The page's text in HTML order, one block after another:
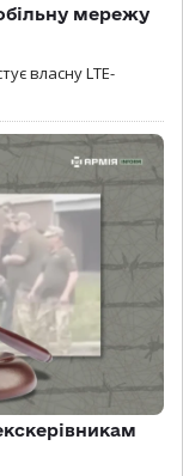
мережу
власну LTE-